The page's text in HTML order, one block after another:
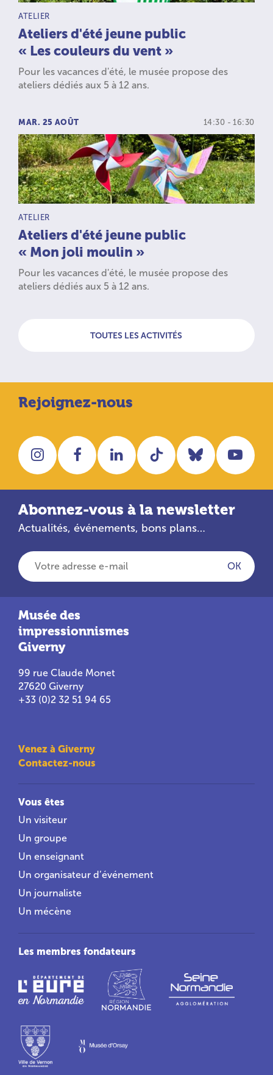
TYPE D’ACTIVITÉ :
ATELIER
Ateliers d'été jeune public
« Les couleurs du vent »
Pour les vacances d'été, le musée propose des
ateliers dédiés aux 5 à 12 ans.
MAR. 25 AOÛT 14:30 - 16:30
TYPE D’ACTIVITÉ :
ATELIER
Ateliers d'été jeune public
« Mon joli moulin »
Pour les vacances d'été, le musée propose des
ateliers dédiés aux 5 à 12 ans.
TOUTES LES ACTIVITÉS
Rejoignez-nous
InstagramFacebookLinkedInTiktok Bluesky
Abonnez-vous à la newsletter
Actualités, événements, bons plans…
Votre adresse e-mail
OK
Musée des
impressionnismes
Giverny
99 rue Claude Monet
27620 Giverny
+33 (0)2 32 51 94 65
Venez à Giverny
Contactez-nous
Vous êtes
Un visiteur
Un groupe
Un enseignant
Un organisateur d’événement
Un journaliste
Un mécène
Les membres fondateurs